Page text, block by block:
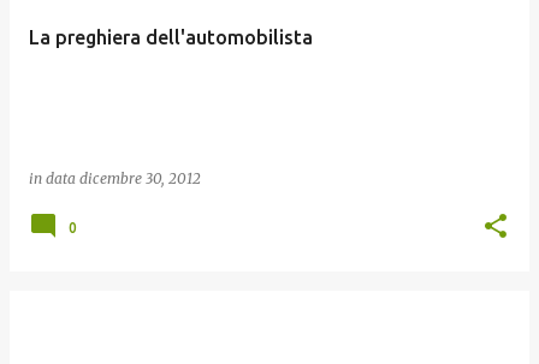
La preghiera dell'automobilista
in data dicembre 30, 2012
0